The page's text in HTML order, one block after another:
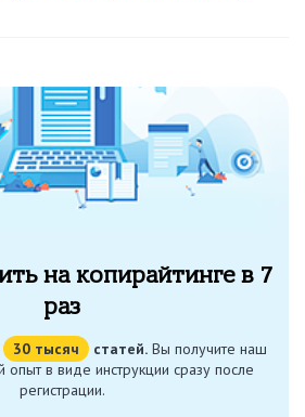
на копирайтинге в 7
раз
30 тысяч статей. Вы получите наш
опыт в виде инструкции сразу после
регистрации.